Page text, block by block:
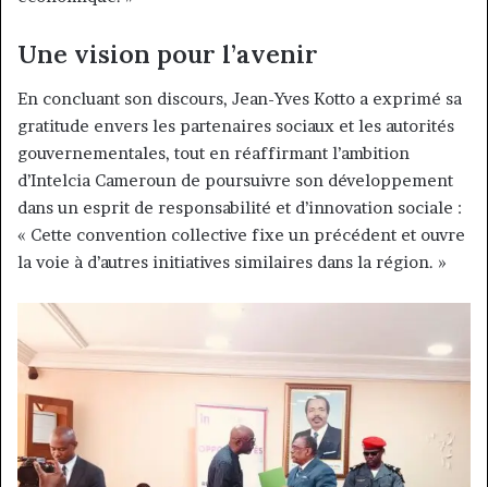
Une vision pour l’avenir
En concluant son discours, Jean-Yves Kotto a exprimé sa
gratitude envers les partenaires sociaux et les autorités
gouvernementales, tout en réaffirmant l’ambition
d’Intelcia Cameroun de poursuivre son développement
dans un esprit de responsabilité et d’innovation sociale :
« Cette convention collective fixe un précédent et ouvre
la voie à d’autres initiatives similaires dans la région. »